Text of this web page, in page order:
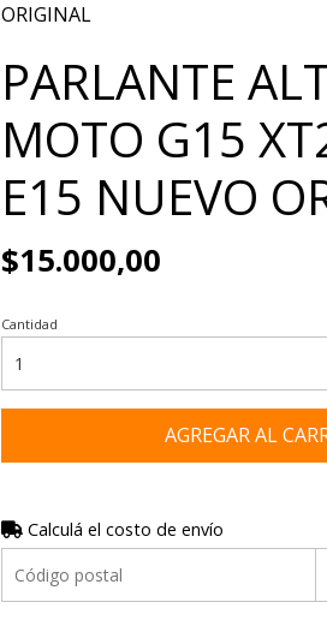
ORIGINAL
PARLANTE
MOTO G15
E15 NUEVO
$15.000,00
Cantidad
AGREGAR AL
Calculá el costo de envío